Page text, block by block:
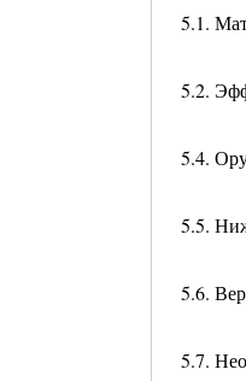
5.1.
5.2.
5.4.
5.5.
5.6.
5.7.